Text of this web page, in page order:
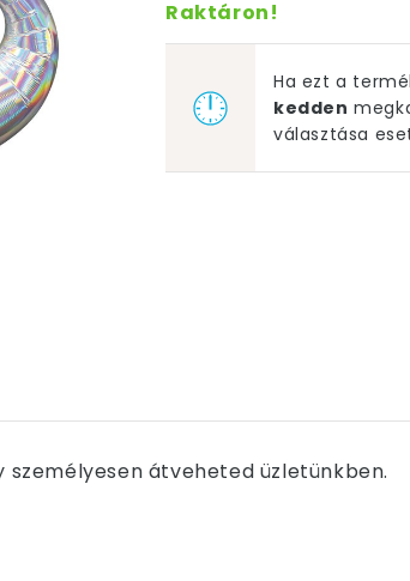
Raktáron!
Ha ezt a
kedden
választása
átveheted üzletünkben.